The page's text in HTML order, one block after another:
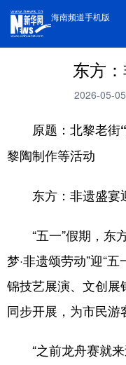
海南频道手机版
东方
2026-05-
原题：北黎老街
黎陶制作等活动
东方：非遗盛宴
“五一”假期，东
梦·非遗颂劳动”迎“
锦技艺展演、文创展
同步开展，为市民游
“之前龙舟赛就来